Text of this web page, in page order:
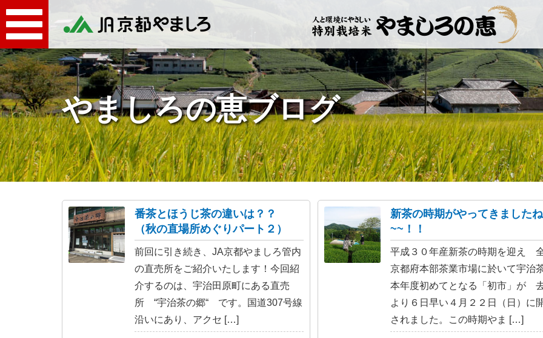
やましろの恵ブログ
番茶とほうじ茶の違いは？？
（秋の直場所めぐりパート２）
前回に引き続き、JA京都やましろ管内
の直売所をご紹介いたします！今回紹
介するのは、宇治田原町にある直売
所 “宇治茶の郷“ です。国道307号線
沿いにあり、アクセ […]
新茶の時期がやってきましたね
~~！！
平成３０年産新茶の時期を迎え
京都府本部茶業市場に於いて宇治
本年度初めてとなる「初市」が
より６日早い４月２２日（日）に
されました。この時期やま […]